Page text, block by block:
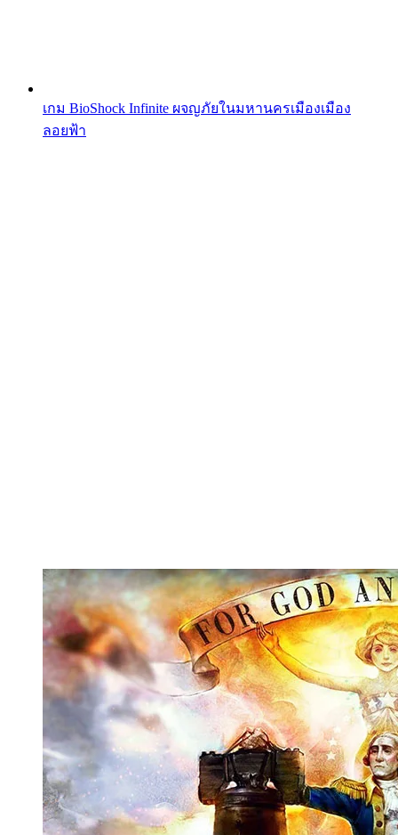
เกม BioShock Infinite ผจญภัยในมหานครเมืองเมือง
ลอยฟ้า